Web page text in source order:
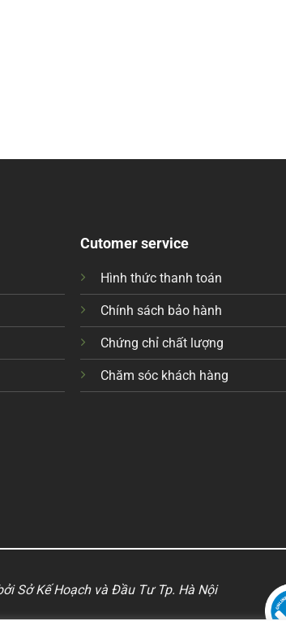
Cutomer service
Hình thức thanh toán
Chính sách bảo hành
Chứng chỉ chất lượng
Chăm sóc khách hàng
Sở Kế Hoạch và Đầu Tư Tp. Hà Nội